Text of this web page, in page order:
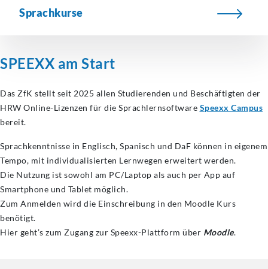
Sprachkurse
SPEEXX am Start
Das ZfK stellt seit 2025 allen Studierenden und Beschäftigten der
HRW Online-Lizenzen für die Sprachlernsoftware Speexx Campus
bereit.
Sprachkenntnisse in Englisch, Spanisch und DaF können in eigenem
Tempo, mit individualisierten Lernwegen erweitert werden.
Die Nutzung ist sowohl am PC/Laptop als auch per App auf
Smartphone und Tablet möglich.
Zum Anmelden wird die Einschreibung in den Moodle Kurs
benötigt.
Hier geht’s zum Zugang zur Speexx-Plattform über Moodle.